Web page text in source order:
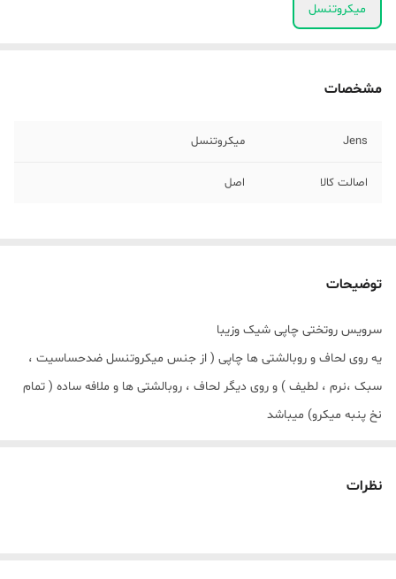
میکروتنسل
مشخصات
Jens میکروتنسل
اصالت کالا اصل
توضیحات
سرویس روتختی چاپی شیک و‌زیبا
یه روی لحاف و روبالشتی ها چاپی ( از جنس میکروتنسل ضدحساسیت ،
سبک ،نرم ، لطیف ) و روی دیگر لحاف ، روبالشتی ها و ملافه ساده ( تمام
نخ پنبه میکرو) میباشد
نظرات